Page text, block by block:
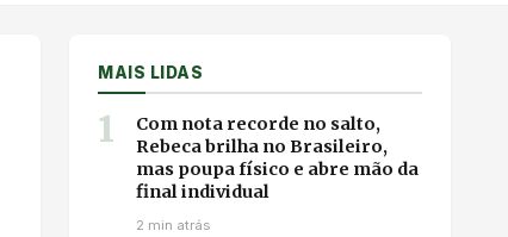
MAIS LIDAS
1
Com nota recorde no salto,
Rebeca brilha no Brasileiro,
mas poupa físico e abre mão da
final individual
2 min atrás